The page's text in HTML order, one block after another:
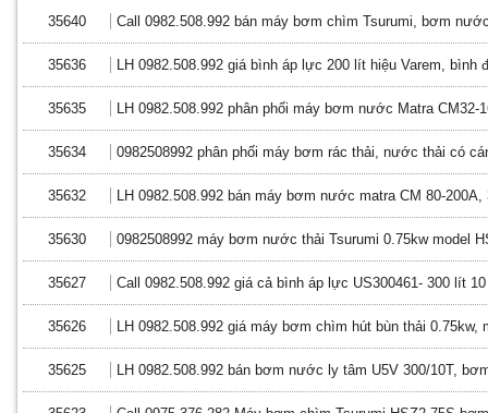
35640 Call 0982.508.992 bán máy bơm chìm Tsurumi, bơm
35636 LH 0982.508.992 giá bình áp lực 200 lít hiệu Varem, bình
35635 LH 0982.508.992 phân phối máy bơm nước Matra
35634 0982508992 phân phối máy bơm rác thải, nước thải có
35632 LH 0982.508.992 bán máy bơm nước matra CM 80-200A,
35630 0982508992 máy bơm nước thải Tsurumi 0.75kw model
35627 Call 0982.508.992 giá cả bình áp lực US300461- 300 lít 10
35626 LH 0982.508.992 giá máy bơm chìm hút bùn thải 0.75kw,
35625 LH 0982.508.992 bán bơm nước ly tâm U5V 300/10T,